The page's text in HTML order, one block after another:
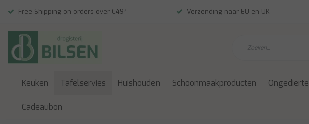
Free Shipping on orders over €49* Verzending naar EU en UK
Keuken Tafelservies Huishouden Schoonmaakproducten Ongedierte
Cadeaubon